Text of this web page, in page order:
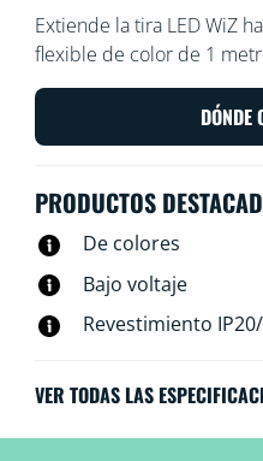
Extiende la tira LED WiZ
flexible de color de 1
permite llevar aún más
DÓNDE
PRODUCTOS
De colores
Bajo voltaje
Revestimiento
VER TODAS LAS